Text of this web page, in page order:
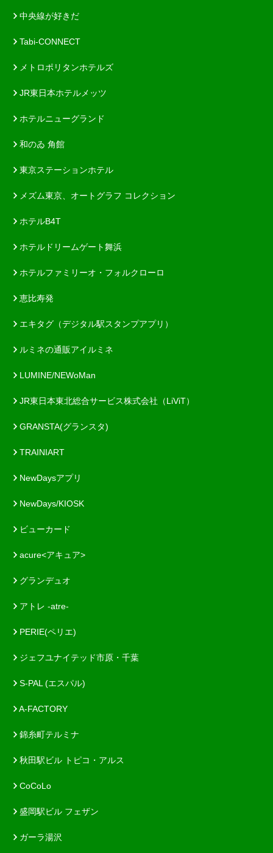
中央線が好きだ
Tabi-CONNECT
メトロポリタンホテルズ
JR東日本ホテルメッツ
ホテルニューグランド
和のゐ 角館
東京ステーションホテル
メズム東京、オートグラフ コレクション
ホテルB4T
ホテルドリームゲート舞浜
ホテルファミリーオ・フォルクローロ
恵比寿発
エキタグ（デジタル駅スタンプアプリ）
ルミネの通販アイルミネ
LUMINE/NEWoMan
JR東日本東北総合サービス株式会社（LiViT）
GRANSTA(グランスタ)
TRAINIART
NewDaysアプリ
NewDays/KIOSK
ビューカード
acure<アキュア>
グランデュオ
アトレ -atre-
PERIE(ペリエ)
ジェフユナイテッド市原・千葉
S-PAL (エスパル)
A-FACTORY
錦糸町テルミナ
秋田駅ビル トピコ・アルス
CoCoLo
盛岡駅ビル フェザン
ガーラ湯沢